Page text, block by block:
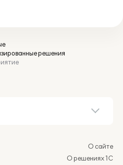
решения
О сайте
О решениях 1С